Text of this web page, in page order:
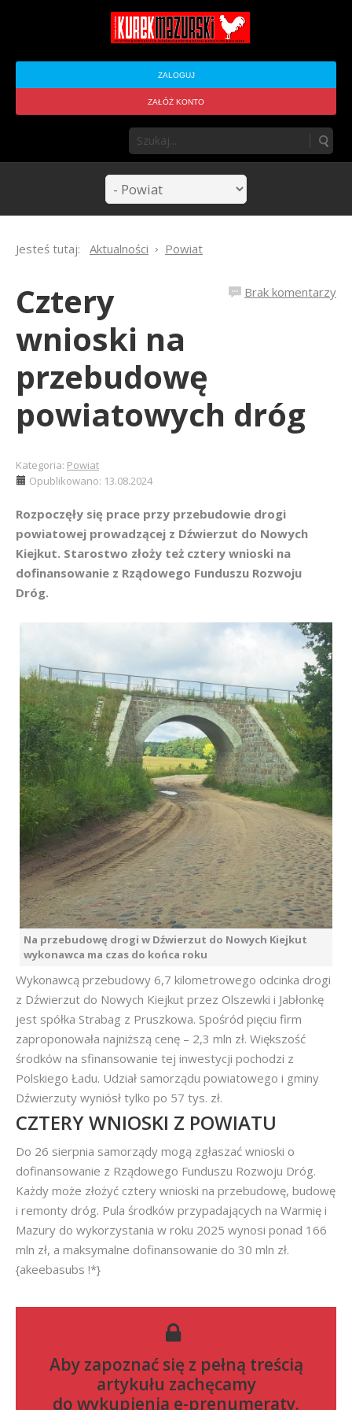
ZALOGUJ
ZAŁÓŻ KONTO
Jesteś tutaj: Aktualności Powiat
Brak komentarzy
Cztery
wnioski na
przebudowę
powiatowych dróg
Kategoria: Powiat
Opublikowano: 13.08.2024
Rozpoczęły się prace przy przebudowie drogi
powiatowej prowadzącej z Dźwierzut do Nowych
Kiejkut. Starostwo złoży też cztery wnioski na
dofinansowanie z Rządowego Funduszu Rozwoju
Dróg.
Na przebudowę drogi w Dźwierzut do Nowych Kiejkut
wykonawca ma czas do końca roku
Wykonawcą przebudowy 6,7 kilometrowego odcinka drogi
z Dźwierzut do Nowych Kiejkut przez Olszewki i Jabłonkę
jest spółka Strabag z Pruszkowa. Spośród pięciu firm
zaproponowała najniższą cenę – 2,3 mln zł. Większość
środków na sfinansowanie tej inwestycji pochodzi z
Polskiego Ładu. Udział samorządu powiatowego i gminy
Dźwierzuty wyniósł tylko po 57 tys. zł.
CZTERY WNIOSKI Z POWIATU
Do 26 sierpnia samorządy mogą zgłaszać wnioski o
dofinansowanie z Rządowego Funduszu Rozwoju Dróg.
Każdy może złożyć cztery wnioski na przebudowę, budowę
i remonty dróg. Pula środków przypadających na Warmię i
Mazury do wykorzystania w roku 2025 wynosi ponad 166
mln zł, a maksymalne dofinansowanie do 30 mln zł.
{akeebasubs !*}
Aby zapoznać się z pełną treścią
artykułu zachęcamy
do wykupienia e-prenumeraty.